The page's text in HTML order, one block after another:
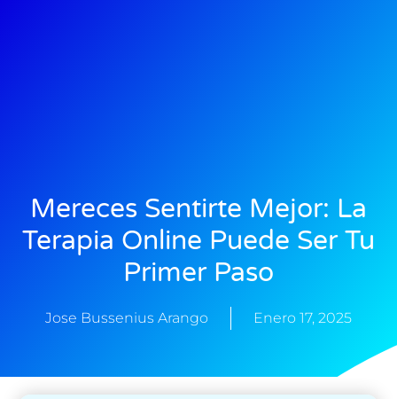
Mereces Sentirte Mejor: La
Terapia Online Puede Ser Tu
Primer Paso
Jose Bussenius Arango Enero 17, 2025